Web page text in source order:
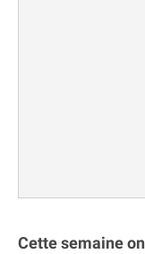
Cette semaine on